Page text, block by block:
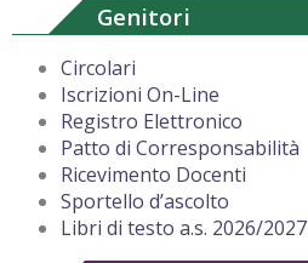
Genitori
Circolari
Iscrizioni On-Line
Registro Elettronico
Patto di Corresponsabilità
Ricevimento Docenti
Sportello d’ascolto
Libri di testo a.s. 2026/2027